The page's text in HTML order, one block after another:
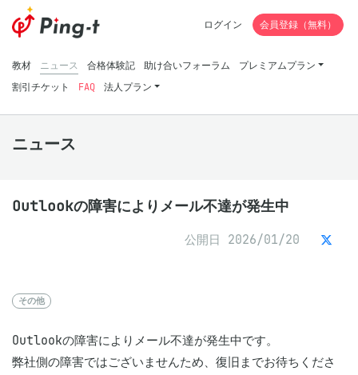
教材 ニュース 合格体験記 助け合いフォーラム
プレミアムプラン
割引チケット
FAQ 法人プラン
ログイン 会員登録（無料）
ニュース
Outlookの障害によりメール不達が発生中
公開日 2026/01/20
その他
Outlookの障害によりメール不達が発生中です。
弊社側の障害ではございませんため、復旧までお待ちくださ